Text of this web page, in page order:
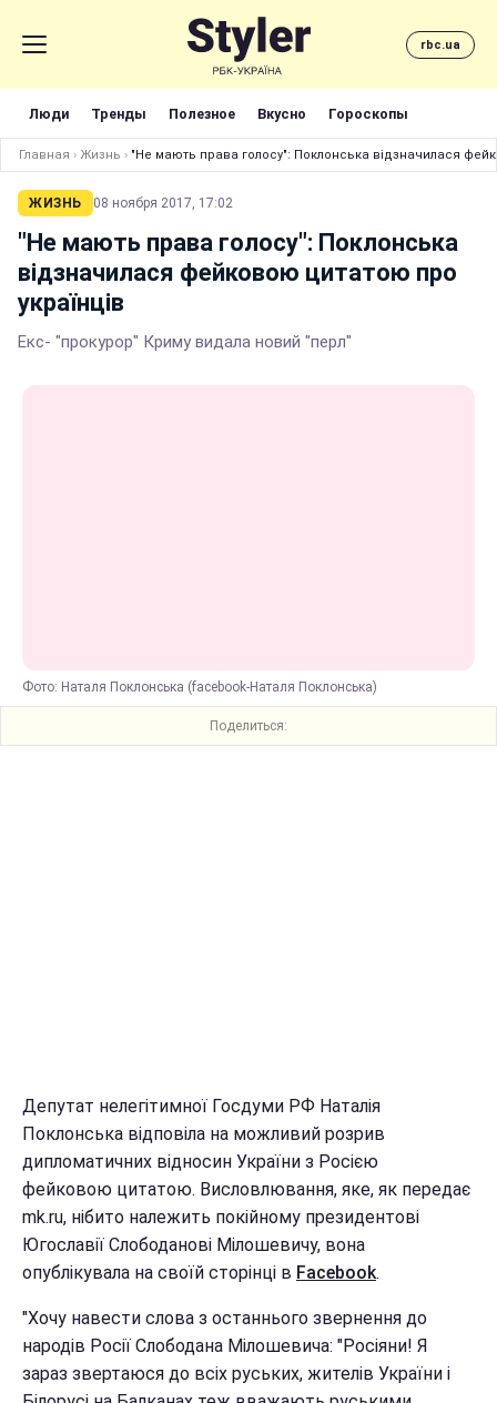
rbc.ua
Люди Тренды Полезное Вкусно Гороскопы
Главная › Жизнь › "Не мають права голосу": Поклонська відзначилася
ЖИЗНЬ 08 ноября 2017, 17:02
"Не мають права голосу": Поклонська
відзначилася фейковою цитатою про
українців
Екс- "прокурор" Криму видала новий "перл"
Фото: Наталя Поклонська (facebook-Наталя Поклонська)
Поделиться:
Депутат нелегітимної Госдуми РФ Наталія
Поклонська відповіла на можливий розрив
дипломатичних відносин України з Росією
фейковою цитатою. Висловлювання, яке, як передає
mk.ru, нібито належить покійному президентові
Югославії Слободанові Мілошевичу, вона
опублікувала на своїй сторінці в Facebook.
"Хочу навести слова з останнього звернення до
народів Росії Слободана Мілошевича: "Росіяни! Я
зараз звертаюся до всіх руських, жителів України і